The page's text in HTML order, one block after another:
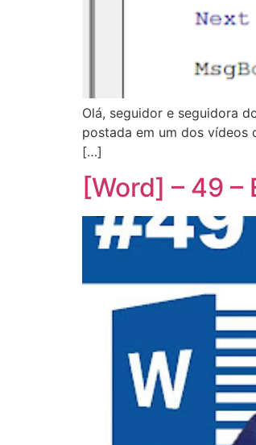
Olá, seguidor e seguidora
postada em um dos vídeos
[…]
[Word] – 49